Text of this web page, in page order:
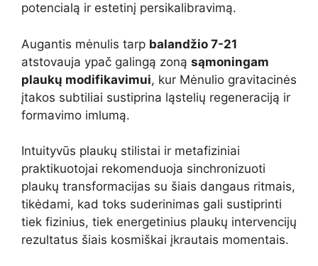
potencialą ir estetinį persikalibravimą.
Augantis mėnulis tarp balandžio 7-21
atstovauja ypač galingą zoną sąmoningam
plaukų modifikavimui, kur Mėnulio gravitacinės
įtakos subtiliai sustiprina ląstelių regeneraciją ir
formavimo imlumą.
Intuityvūs plaukų stilistai ir metafiziniai
praktikuotojai rekomenduoja sinchronizuoti
plaukų transformacijas su šiais dangaus ritmais,
tikėdami, kad toks suderinimas gali sustiprinti
tiek fizinius, tiek energetinius plaukų intervencijų
rezultatus šiais kosmiškai įkrautais momentais.